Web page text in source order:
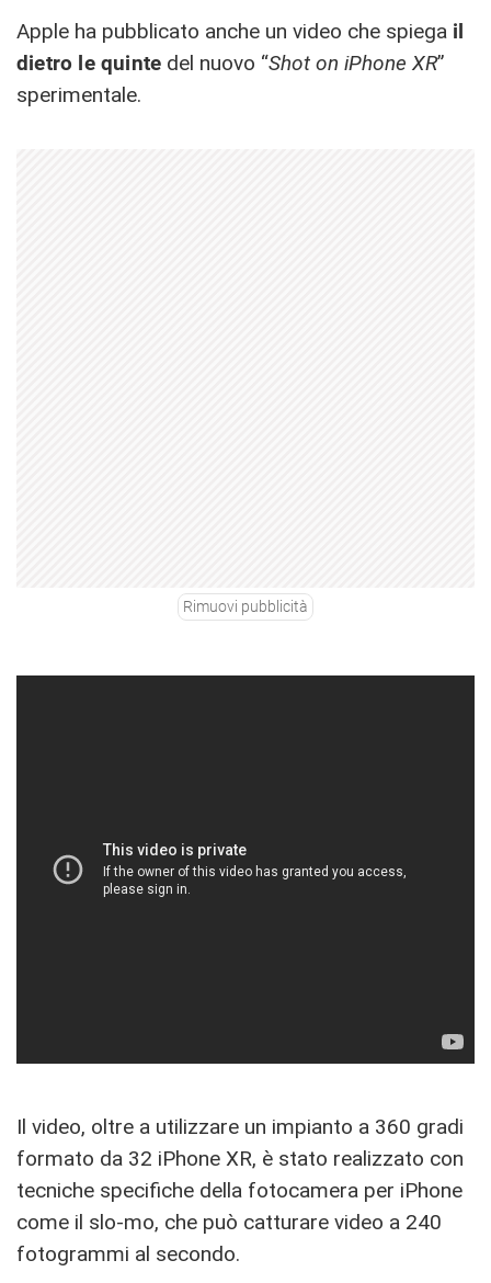
Apple ha pubblicato anche un video che spiega il
dietro le quinte del nuovo “Shot on iPhone XR”
sperimentale.
Rimuovi pubblicità
Il video, oltre a utilizzare un impianto a 360 gradi
formato da 32 iPhone XR, è stato realizzato con
tecniche specifiche della fotocamera per iPhone
come il slo-mo, che può catturare video a 240
fotogrammi al secondo.